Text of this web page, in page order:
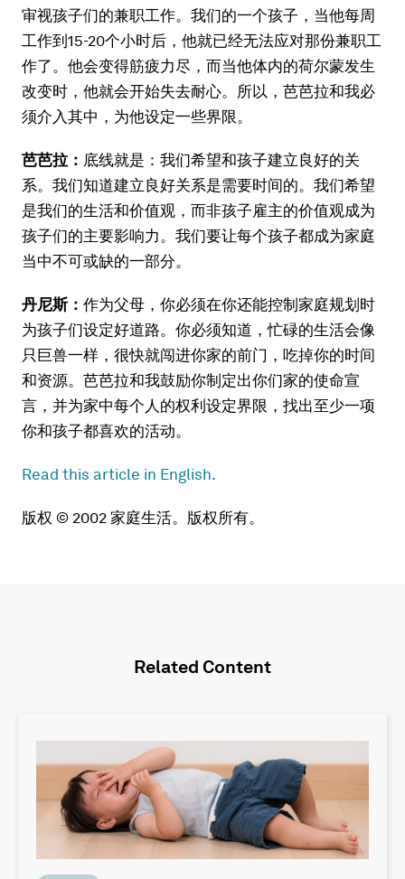
审视孩子们的兼职工作。我们的一个孩子，当他每周
工作到15-20个小时后，他就已经无法应对那份兼职工
作了。他会变得筋疲力尽，而当他体内的荷尔蒙发生
改变时，他就会开始失去耐心。所以，芭芭拉和我必
须介入其中，为他设定一些界限。
芭芭拉： 底线就是：我们希望和孩子建立良好的关
系。我们知道建立良好关系是需要时间的。我们希望
是我们的生活和价值观，而非孩子雇主的价值观成为
孩子们的主要影响力。我们要让每个孩子都成为家庭
当中不可或缺的一部分。
丹尼斯： 作为父母，你必须在你还能控制家庭规划时
为孩子们设定好道路。你必须知道，忙碌的生活会像
只巨兽一样，很快就闯进你家的前门，吃掉你的时间
和资源。芭芭拉和我鼓励你制定出你们家的使命宣
言，并为家中每个人的权利设定界限，找出至少一项
你和孩子都喜欢的活动。
Read this article in English.
版权 © 2002 家庭生活。版权所有。
Related Content